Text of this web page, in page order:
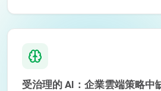
受治理的 AI：企業雲端策略中